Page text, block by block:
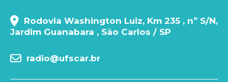
Rodovia Washington Luiz, Km 235 , nº S/N,
Jardim Guanabara , São Carlos / SP
radio@ufscar.br